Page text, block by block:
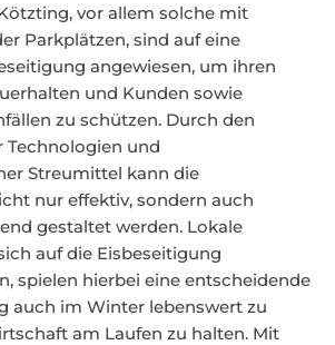
vor allem solche mit
Parkplätzen, sind auf eine
angewiesen, um ihren
und Kunden sowie
zu schützen. Durch den
Technologien und
Streumittel kann die
nur effektiv, sondern auch
gestaltet werden. Lokale
auf die Eisbeseitigung
spielen hierbei eine entscheidende
auch im Winter lebenswert zu
am Laufen zu halten. Mit